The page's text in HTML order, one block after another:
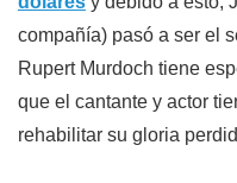
compañía) pasó a ser el
Rupert Murdoch tiene
que el cantante y actor
rehabilitar su gloria